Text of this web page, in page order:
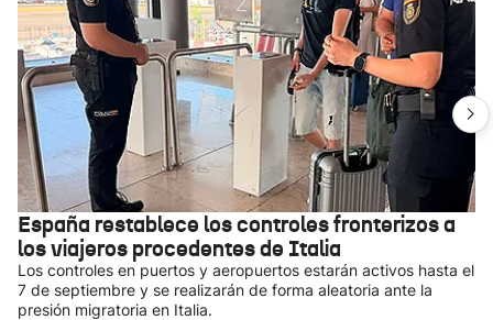
España restablece los controles fronterizos a
los viajeros procedentes de Italia
Los controles en puertos y aeropuertos estarán activos hasta el
7 de septiembre y se realizarán de forma aleatoria ante la
presión migratoria en Italia.